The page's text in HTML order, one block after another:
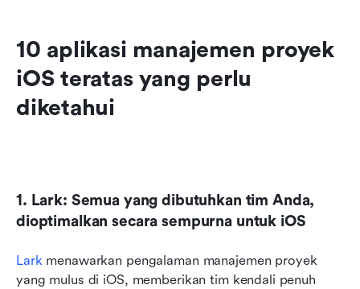
10 aplikasi manajemen proyek
iOS teratas yang perlu
diketahui
1. Lark: Semua yang dibutuhkan tim Anda,
dioptimalkan secara sempurna untuk iOS
Lark menawarkan pengalaman manajemen proyek
yang mulus di iOS, memberikan tim kendali penuh